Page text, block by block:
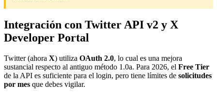
Integración con Twitter API v2 y X
Developer Portal
Twitter (ahora X) utiliza OAuth 2.0, lo cual es una mejora
sustancial respecto al antiguo método 1.0a. Para 2026, el Free Tier
de la API es suficiente para el login, pero tiene límites de solicitudes
por mes que debes vigilar.